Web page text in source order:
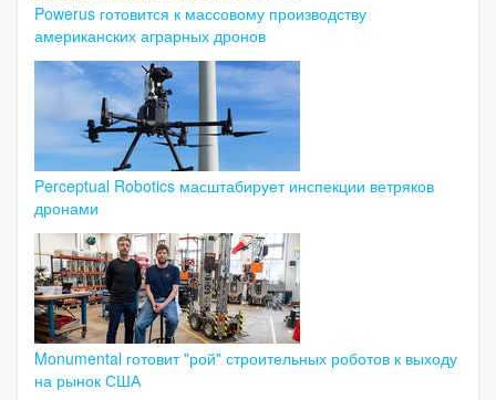
Powerus готовится к массовому производству
американских аграрных дронов
Perceptual Robotics масштабирует инспекции ветряков
дронами
Monumental готовит "рой" строительных роботов к выходу
на рынок США